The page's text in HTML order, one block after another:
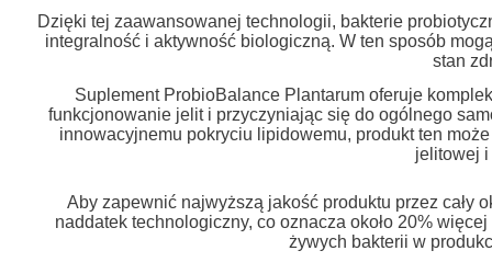
Dzięki tej zaawansowanej technologii, bakterie
integralność i aktywność biologiczną. W ten sposób
stan
Suplement ProbioBalance Plantarum oferuje
funkcjonowanie jelit i przyczyniając się do ogólnego
innowacyjnemu pokryciu lipidowemu, produkt ten
jelitowej
Aby zapewnić najwyższą jakość produktu przez cały
naddatek technologiczny, co oznacza około 20%
żywych bakterii w